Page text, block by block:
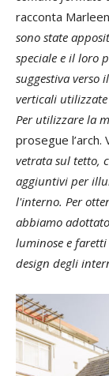
racconta
sono state
speciale e il loro
suggestiva verso
verticali
Per utilizzare la
prosegue l’arch.
vetrata sul tetto,
aggiuntivi per
l'interno. Per
abbiamo
luminose e
design degli